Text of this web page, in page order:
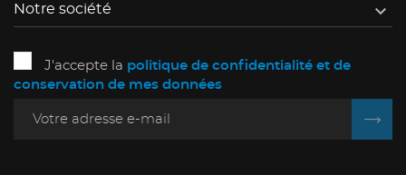
Notre société 
J'accepte la politique de confidentialité et de
conservation de mes données